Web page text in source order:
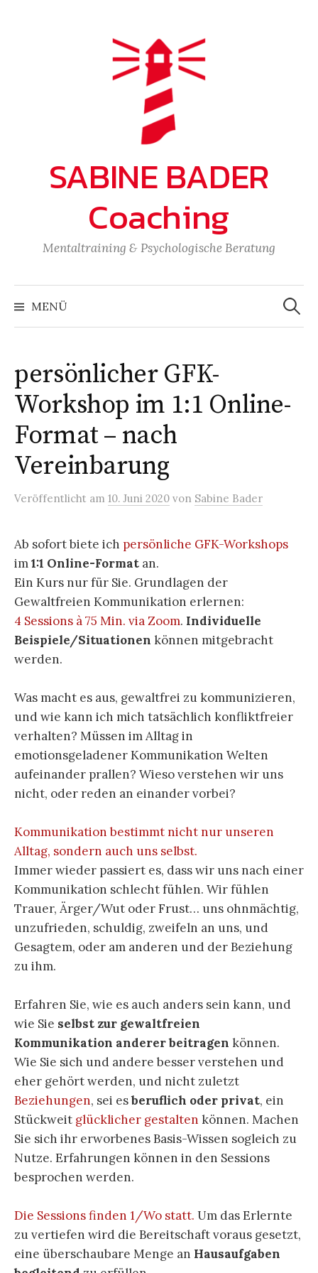
SABINE BADER
Coaching
Mentaltraining & Psychologische Beratung
MENÜ
Suchen
nach:
persönlicher GFK-
Workshop im 1:1 Online-
Format – nach
Vereinbarung
Veröffentlicht am 10. Juni 2020 von Sabine Bader
Ab sofort biete ich persönliche GFK-Workshops
im1:1 Online-Format an.
Ein Kurs nur für Sie. Grundlagen der
Gewaltfreien Kommunikation erlernen:
4 Sessions à 75 Min. via Zoom. Individuelle
Beispiele/Situationen können mitgebracht
werden.
Was macht es aus, gewaltfrei zu kommunizieren,
und wie kann ich mich tatsächlich konfliktfreier
verhalten? Müssen im Alltag in
emotionsgeladener Kommunikation Welten
aufeinander prallen? Wieso verstehen wir uns
nicht, oder reden an einander vorbei?
Kommunikation bestimmt nicht nur unseren
Alltag, sondern auch uns selbst.
Immer wieder passiert es, dass wir uns nach einer
Kommunikation schlecht fühlen. Wir fühlen
Trauer, Ärger/Wut oder Frust… uns ohnmächtig,
unzufrieden, schuldig, zweifeln an uns, und
Gesagtem, oder am anderen und der Beziehung
zu ihm.
Erfahren Sie, wie es auch anders sein kann, und
wie Sie selbst zur gewaltfreien
Kommunikation anderer beitragen können.
Wie Sie sich und andere besser verstehen und
eher gehört werden, und nicht zuletzt
Beziehungen, sei esberuflich oder privat, ein
Stückweit glücklicher gestalten können. Machen
Sie sich ihr erworbenes Basis-Wissen sogleich zu
Nutze. Erfahrungen können in den Sessions
besprochen werden.
Die Sessions finden 1/Wo statt. Um das Erlernte
zu vertiefen wird die Bereitschaft voraus gesetzt,
eine überschaubare Menge an Hausaufgaben